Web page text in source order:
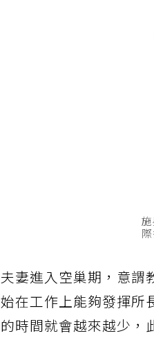
夫妻進入空巢期，意謂
始在工作上能夠發揮所
的時間就會越來越少，